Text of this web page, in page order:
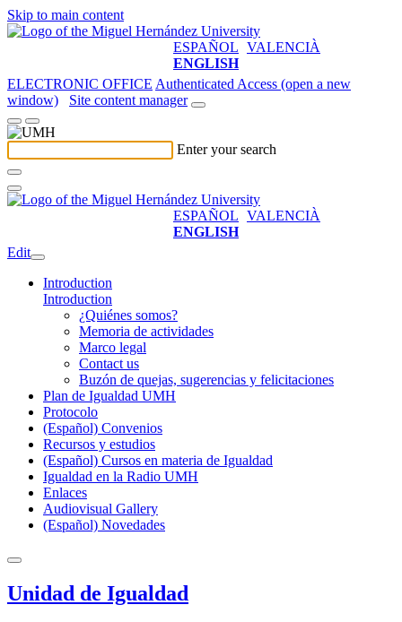
Skip to main content
ESPAÑOL VALENCIÀ
ENGLISH
ELECTRONIC OFFICE Authenticated Access (open a new
window)
Site content manager
Enter your search
ESPAÑOL VALENCIÀ
ENGLISH
Edit
Introduction
Introduction
¿Quiénes somos?
Memoria de actividades
Marco legal
Contact us
Buzón de quejas, sugerencias y felicitaciones
Plan de Igualdad UMH
Protocolo
(Español) Convenios
Recursos y estudios
(Español) Cursos en materia de Igualdad
Igualdad en la Radio UMH
Enlaces
Audiovisual Gallery
(Español) Novedades
Unidad de Igualdad